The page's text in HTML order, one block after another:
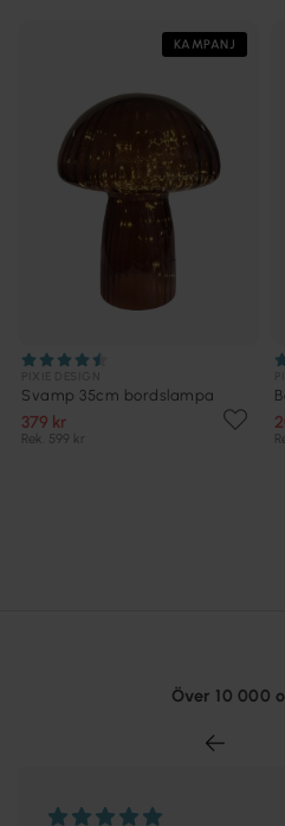
KAMPANJ
Svamp 35cm bordslampa
379 kr
Rek. 599 kr
Över 10 000